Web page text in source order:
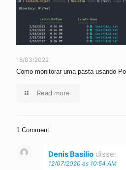
18/03/2022
Como monitorar uma pasta usando
Read more
1 Comment
Denis Basílio disse:
12/07/2020 às 10:54 AM